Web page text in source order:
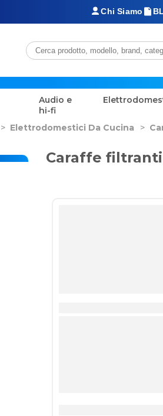
Chi Siamo
Audio e
hi-fi
> Elettrodomestici Da Cucina >
Caraffe filtranti